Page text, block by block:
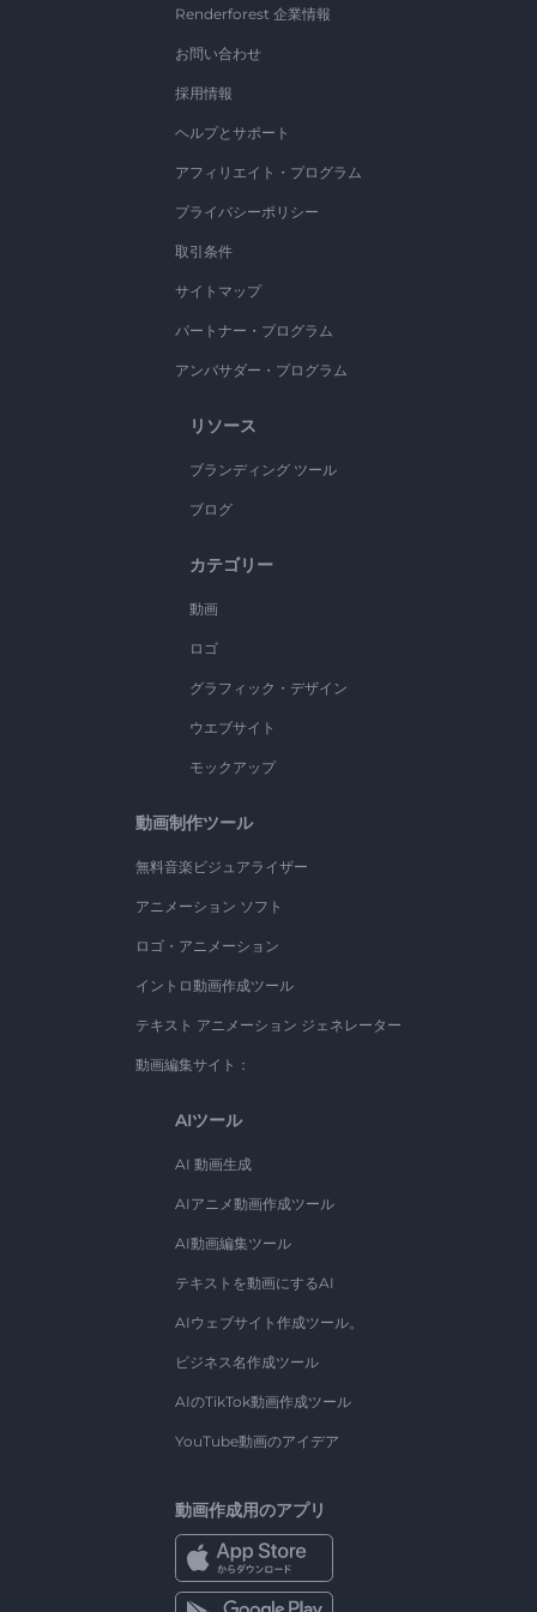
Renderforest 企業情報
お問い合わせ
採用情報
ヘルプとサポート
アフィリエイト・プログラム
プライバシーポリシー
取引条件
サイトマップ
パートナー・プログラム
アンバサダー・プログラム
リソース
ブランディング ツール
ブログ
カテゴリー
動画
ロゴ
グラフィック・デザイン
ウエブサイト
モックアップ
動画制作ツール
無料音楽ビジュアライザー
アニメーション ソフト
ロゴ・アニメーション
イントロ動画作成ツール
テキスト アニメーション ジェネレーター
動画編集サイト：
AIツール
AI 動画生成
AIアニメ動画作成ツール
AI動画編集ツール
テキストを動画にするAI
AIウェブサイト作成ツール。
ビジネス名作成ツール
AIのTikTok動画作成ツール
YouTube動画のアイデア
動画作成用のアプリ